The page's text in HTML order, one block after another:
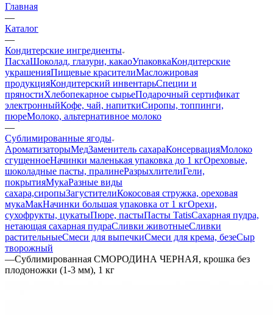
Главная
—
Каталог
—
Кондитерские ингредиенты
ПасхаШоколад, глазури, какаоУпаковкаКондитерские
украшенияПищевые красителиМасложировая
продукцияКондитерский инвентарьСпеции и
пряностиХлебопекарное сырьеПодарочный сертификат
электронныйКофе, чай, напиткиСиропы, топпинги,
пюреМолоко, альтернативное молоко
—
Сублимированные ягоды
АроматизаторыМедЗаменитель сахараКонсервацияМолоко
сгущенноеНачинки маленькая упаковка до 1 кгОреховые,
шоколадные пасты, пралинеРазрыхлителиГели,
покрытияМукаРазные виды
сахара,сиропыЗагустителиКокосовая стружка, ореховая
мукаМакНачинки большая упаковка от 1 кгОрехи,
сухофрукты, цукатыПюре, пастыПасты TatisСахарная пудра,
нетающая сахарная пудраСливки животныеСливки
растительныеСмеси для выпечкиСмеси для крема, безеСыр
творожный
—Сублимированная СМОРОДИНА ЧЕРНАЯ, крошка без
плодоножки (1-3 мм), 1 кг